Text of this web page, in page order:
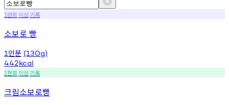
1 만회 이상기록
소보로 빵
1 인분 (130g)
442kcal
1천회 이상기록
크림소보로빵